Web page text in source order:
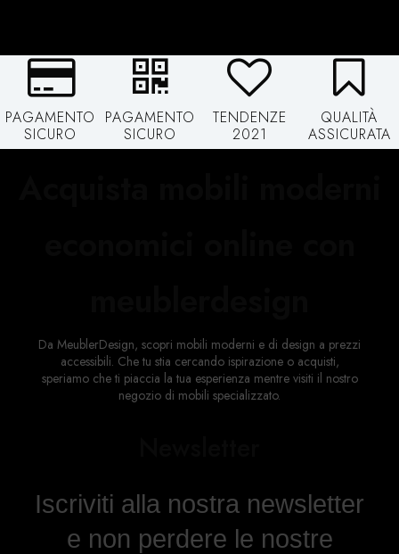
PAGAMENTO
SICURO
PAGAMENTO
SICURO
TENDENZE
2021
QUALITÀ
ASSICURATA
Da MeublerDesign, scopri mobili moderni e di design a prezzi
accessibili. Che tu stia cercando ispirazione o acquisti,
speriamo che ti piaccia la tua esperienza mentre visiti il ​​nostro
negozio di mobili specializzato.
Iscriviti alla nostra newsletter
e non perdere le nostre